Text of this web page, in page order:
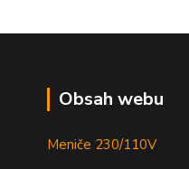
Obsah webu
Meniče 230/110V